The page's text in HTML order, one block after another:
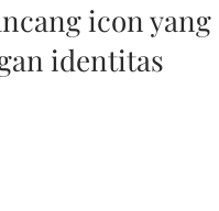
icon yang
identitas
5 bintang.